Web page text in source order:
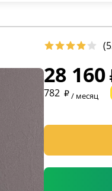
28 160
782
/ месяц
* обязательное
*